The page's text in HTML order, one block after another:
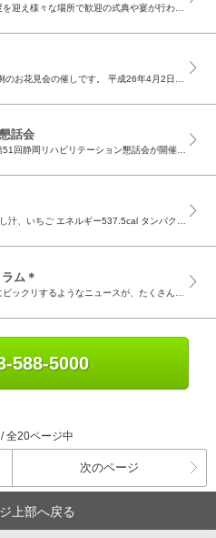
話会
行事食♪節分♪ 助六寿司、サバの塩焼、 すまし汁、いちご エネルギー537.5cal タンパク質24.9g 塩分3.2g ２月３日（月）の昼食に“節分メニュー”が提供されました。 日本には四季...
ム＊
588-5000
全20ページ中
次のページ
上部へ戻る